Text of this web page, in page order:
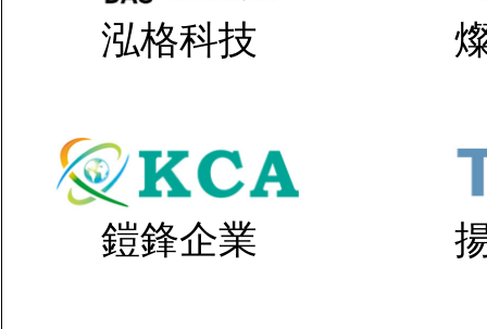
泓格科技
鎧鋒企業